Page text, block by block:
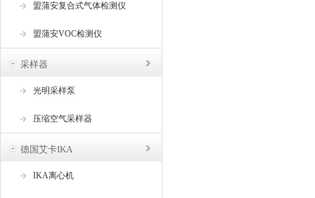
盟蒲安复合式气体检测仪
盟蒲安VOC检测仪
采样器
光明采样泵
压缩空气采样器
德国艾卡IKA
IKA离心机